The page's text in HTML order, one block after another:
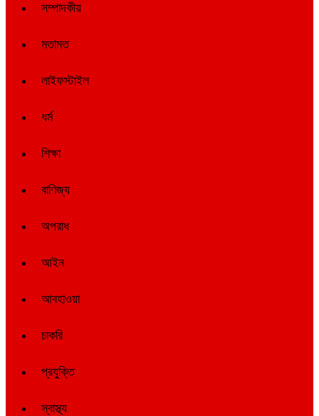
সম্পাদকীয়
মতামত
লাইফস্টাইল
ধর্ম
শিক্ষা
বাণিজ্য
অপরাধ
আইন
আবহাওয়া
চাকরি
প্রযুক্তি
স্বাস্থ্য